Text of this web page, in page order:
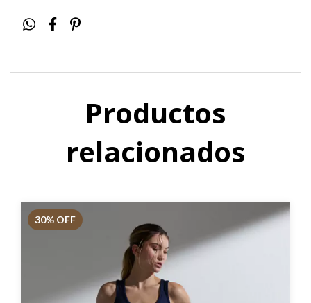
Productos
relacionados
30% OFF